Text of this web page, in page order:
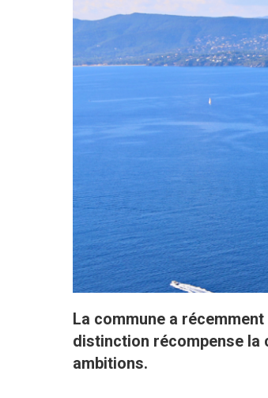
La commune a
distinction récompense la
ambitions.